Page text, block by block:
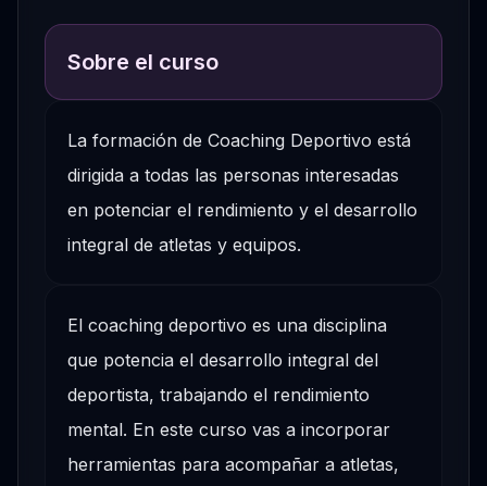
Sobre el curso
La formación de Coaching Deportivo está
dirigida a todas las personas interesadas
en potenciar el rendimiento y el desarrollo
integral de atletas y equipos.
El coaching deportivo es una disciplina
que potencia el desarrollo integral del
deportista, trabajando el rendimiento
mental. En este curso vas a incorporar
herramientas para acompañar a atletas,